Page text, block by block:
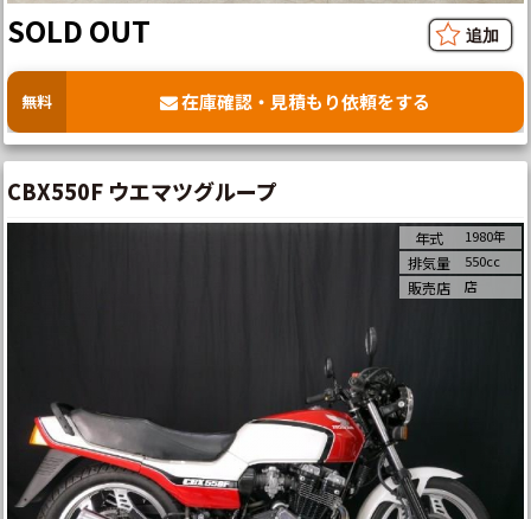
SOLD OUT
無料 在庫確認・見積もり依頼をする
CBX550F ウエマツグループ
年式 1980年
排気量 550cc
販売店 店